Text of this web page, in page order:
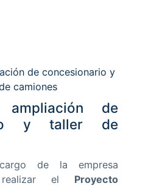
de
y taller de
de la empresa
realizar el Proyecto